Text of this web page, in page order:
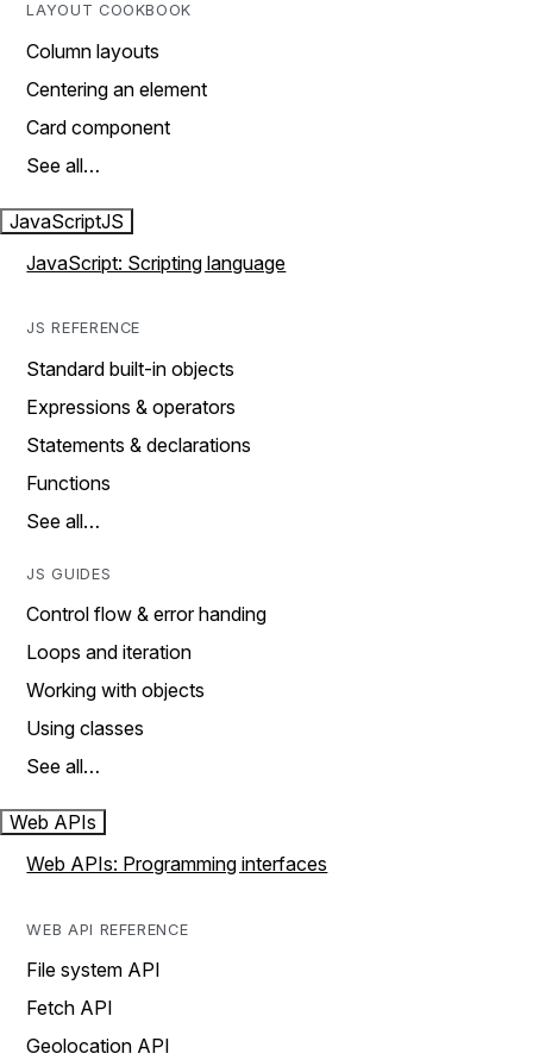
LAYOUT COOKBOOK
Column layouts
Centering an element
Card component
See all…
JavaScriptJS
JavaScript: Scripting language
JS REFERENCE
Standard built-in objects
Expressions & operators
Statements & declarations
Functions
See all…
JS GUIDES
Control flow & error handing
Loops and iteration
Working with objects
Using classes
See all…
Web APIs
Web APIs: Programming interfaces
WEB API REFERENCE
File system API
Fetch API
Geolocation API